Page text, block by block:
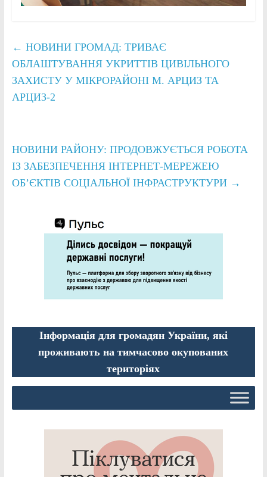
← НОВИНИ ГРОМАД: ТРИВАЄ
ОБЛАШТУВАННЯ УКРИТТІВ ЦИВІЛЬНОГО
ЗАХИСТУ У МІКРОРАЙОНІ М. АРЦИЗ ТА
АРЦИЗ-2
НОВИНИ РАЙОНУ: ПРОДОВЖУЄТЬСЯ РОБОТА
ІЗ ЗАБЕЗПЕЧЕННЯ ІНТЕРНЕТ-МЕРЕЖЕЮ
ОБ’ЄКТІВ СОЦІАЛЬНОЇ ІНФРАСТРУКТУРИ →
Інформація для громадян України, які
проживають на тимчасово окупованих
територіях